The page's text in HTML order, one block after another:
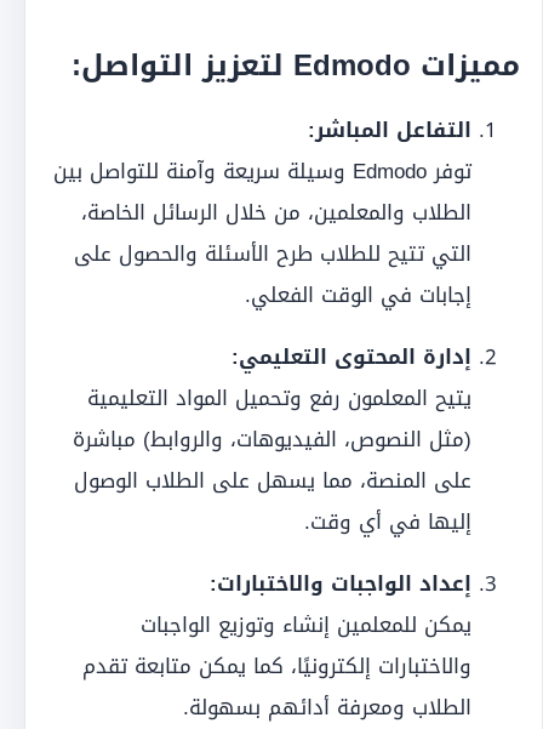
مميزات Edmodo لتعزيز التواصل:
التفاعل المباشر:
توفر Edmodo وسيلة سريعة وآمنة للتواصل بين
الطلاب والمعلمين، من خلال الرسائل الخاصة،
التي تتيح للطلاب طرح الأسئلة والحصول على
إجابات في الوقت الفعلي.
إدارة المحتوى التعليمي:
يتيح المعلمون رفع وتحميل المواد التعليمية
(مثل النصوص، الفيديوهات، والروابط) مباشرة
على المنصة، مما يسهل على الطلاب الوصول
إليها في أي وقت.
إعداد الواجبات والاختبارات:
يمكن للمعلمين إنشاء وتوزيع الواجبات
والاختبارات إلكترونيًا، كما يمكن متابعة تقدم
الطلاب ومعرفة أدائهم بسهولة.